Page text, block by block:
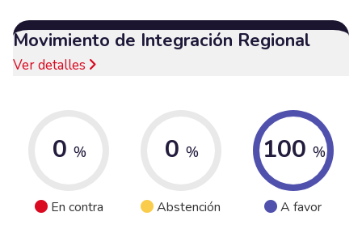
Movimiento de Integración Regional
Ver detalles
0 %
En contra
0 %
Abstención
100 %
A favor